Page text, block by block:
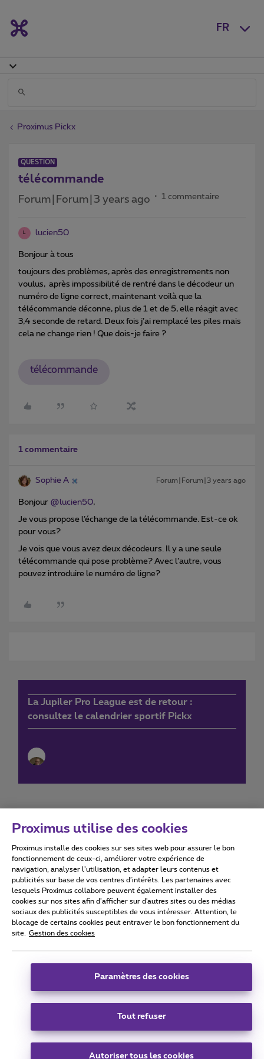
FR
Proximus Pickx
QUESTION
télécommande
Forum|Forum|3 years ago 1 commentaire
L lucien50
Bonjour à tous
toujours des problèmes, après des enregistrements non
voulus, après impossibilité de rentré dans le décodeur un
numéro de ligne correct, maintenant voilà que la
télécommande déconne, plus de 1 et de 5, elle réagit avec
3,4 seconde de retard. Deux fois j’ai remplacé les piles mais
cela ne change rien ! Que dois-je faire ?
télécommande
1 commentaire
Sophie A Forum|Forum|3 years ago
Bonjour @lucien50,
Je vous propose l’échange de la télécommande. Est-ce ok
pour vous?
Je vois que vous avez deux décodeurs. Il y a une seule
télécommande qui pose problème? Avec l’autre, vous
pouvez introduire le numéro de ligne?
La Jupiler Pro League est de retour :
consultez le calendrier sportif Pickx
Conditions d'utilisation Accessibility statement
Tous droits réservés. © 2026 Proximus
Conditions générales, info consommateur
Coordonnées de l’entreprise
Boulevard du Roi Albert II 27 - B-1030 Bruxelles.
Carrier & Wholesale Solutions
Proximus utilise des cookies
Proximus installe des cookies sur ses sites web pour assurer le bon
fonctionnement de ceux-ci, améliorer votre expérience de
navigation, analyser l’utilisation, et adapter leurs contenus et
publicités sur base de vos centres d’intérêts. Les partenaires avec
lesquels Proximus collabore peuvent également installer des
cookies sur nos sites afin d’afficher sur d'autres sites ou des médias
sociaux des publicités susceptibles de vous intéresser. Attention, le
blocage de certains cookies peut entraver le bon fonctionnement du
site.
Gestion des cookies
Paramètres des cookies
Tout refuser
Autoriser tous les cookies